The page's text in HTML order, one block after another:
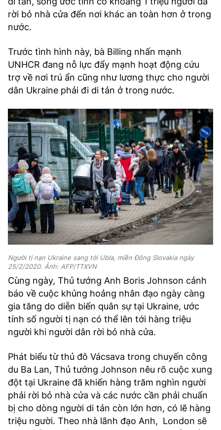
rời bỏ nhà cửa đến nơi khác an toàn hơn ở trong
nước.
Trước tình hình này, bà Billing nhấn mạnh
UNHCR đang nỗ lực đẩy mạnh hoạt động cứu
trợ về nơi trú ẩn cũng như lương thực cho người
dân Ukraine phải đi di tản ở trong nước.
Người tị nạn Ukraine sang tới Ubla, miền Đông Slovakia ngày
25/2/2020. Ảnh: AFP/TTXVN
Cùng ngày, Thủ tướng Anh Boris Johnson cảnh
báo về cuộc khủng hoảng nhân đạo ngày càng
gia tăng do diễn biến quân sự tại Ukraine, ước
tính số người tị nạn có thể lên tới hàng triệu
người khi người dân rời bỏ nhà cửa.
Phát biểu từ thủ đô Vácsava trong chuyến công
du Ba Lan, Thủ tướng Johnson nêu rõ cuộc xung
đột tại Ukraine đã khiến hàng trăm nghìn người
phải rời bỏ nhà cửa và các nước cần phải chuẩn
bị cho dòng người di tản còn lớn hơn, có lẽ hàng
triệu người. Theo nhà lãnh đạo Anh, London sẽ